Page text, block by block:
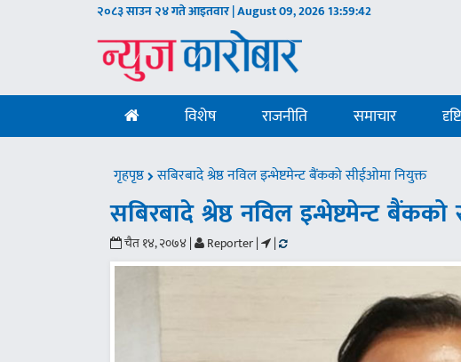
२०८३ साउन २४ गते आइतवार | August 09, 202613:59:43
विशेष राजनीति समाचार
गृहपृष्ठ सबिरबादे श्रेष्ठ नविल इन्भेष्टमेन्ट बैंकको सीईओमा नियुक्त
सबिरबादे श्रेष्ठ नविल इन्भेष्टमेन्ट
चैत १४, २०७४ | Reporter | |